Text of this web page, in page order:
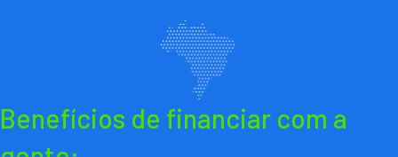
Benefícios de financiar com a